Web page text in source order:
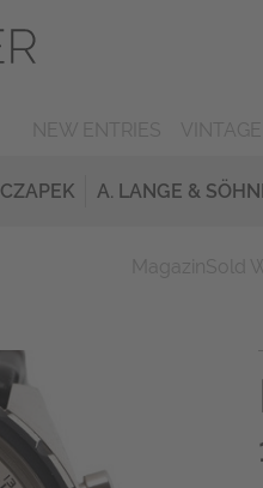
CZAPEK A. LANGE &